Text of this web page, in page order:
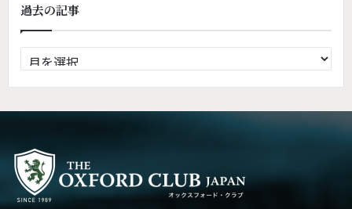
過去の記事
去
の